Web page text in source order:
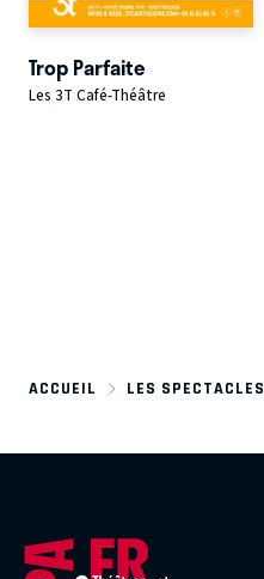
Trop Parfaite
Les 3T Café-Théâtre
ACCUEIL LES SPECTACLES